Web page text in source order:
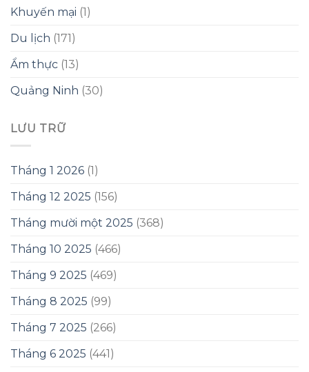
Khuyến mại (1)
Du lịch (171)
Ẩm thực (13)
Quảng Ninh (30)
LƯU TRỮ
Tháng 1 2026 (1)
Tháng 12 2025 (156)
Tháng mười một 2025 (368)
Tháng 10 2025 (466)
Tháng 9 2025 (469)
Tháng 8 2025 (99)
Tháng 7 2025 (266)
Tháng 6 2025 (441)